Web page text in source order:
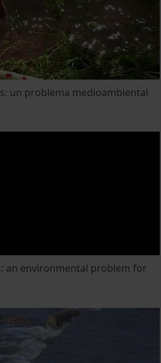
un problema medioambiental
an environmental problem for